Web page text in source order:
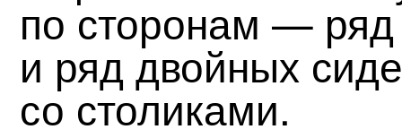
по сторонам —
и ряд двойных
со столиками.